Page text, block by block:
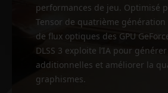
performances de jeu. Optimisé
Tensor de quatrième génération
de flux optiques des GPU
DLSS 3 exploite l’IA pour
additionnelles et améliorer la
graphismes.